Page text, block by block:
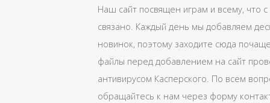
Наш сайт посвящен играм и всему, что
связано. Каждый день мы добавляем
новинок, поэтому заходите сюда
файлы перед добавлением на сайт
антивирусом Касперского. По всем
обращайтесь к нам через форму